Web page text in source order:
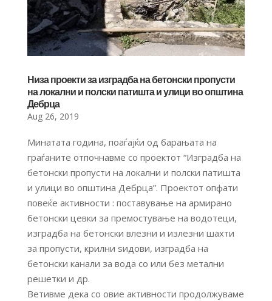
Низа проекти за изградба на бетонски пропусти
на локални и полски патишта и улици во општина
Дебрца
Aug 26, 2019
Минатата година, поаѓајќи од барањата на
граѓаните отпочнавме со проектот “Изградба на
бетонски пропусти на локални и полски патишта
и улици во општина Дебрца”. Проектот опфати
повеќе активности : поставување на армирано
бетонски цевки за премостување на водотеци,
изградба на бетонски влезни и излезни шахти
за пропусти, крилни ѕидови, изградба на
бетонски канали за вода со или без метални
решетки и др.
Ветивме дека со овие активности продолжуваме